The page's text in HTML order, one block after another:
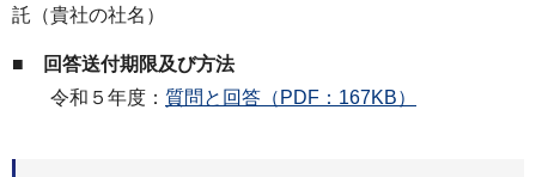
託（貴社の社名）
■ 回答送付期限及び方法
令和５年度： 質問と回答（PDF：167KB）